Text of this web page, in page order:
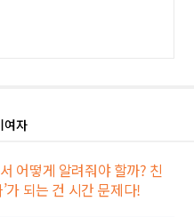
여자
어떻게 알려줘야 할까? 친
가 되는 건 시간 문제다!